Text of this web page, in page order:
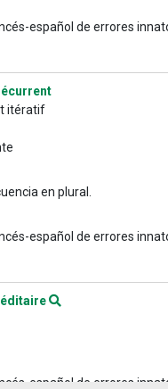
español de errores
itératif
en plural.
español de errores
español de errores